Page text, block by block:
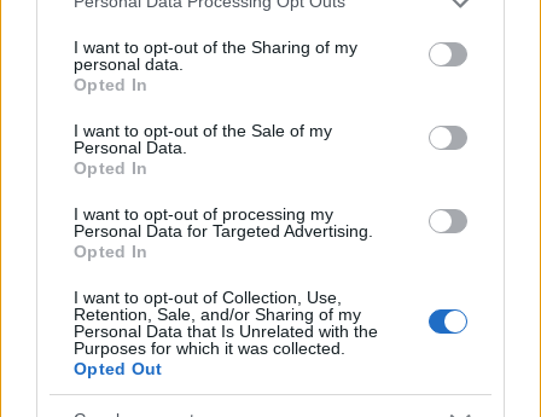
not limited to your visit or usage behaviour. You may click to
grant or deny consent to Google and its third-party tags to
use your data for below specified purposes in below Google
consent section.
I want to opt-out of the Sharing of my
personal data.
Opted In
I want to opt-out of the Sale of my
Personal Data.
Opted In
I want to opt-out of processing my
Personal Data for Targeted Advertising.
Opted In
I want to opt-out of Collection, Use,
Retention, Sale, and/or Sharing of my
Personal Data that Is Unrelated with the
Purposes for which it was collected.
Opted Out